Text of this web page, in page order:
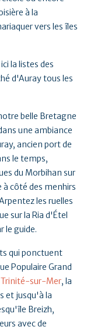
à la
vers les îles
la listes des
d'Auray tous les
belle Bretagne
une ambiance
ancien port de
le temps,
du Morbihan sur
à côté des menhirs
les ruelles
sur la Ria d'Étel
le guide.
qui ponctuent
Populaire Grand
Trinité-sur-Mer, la
et jusqu'à la
Breizh,
avec de